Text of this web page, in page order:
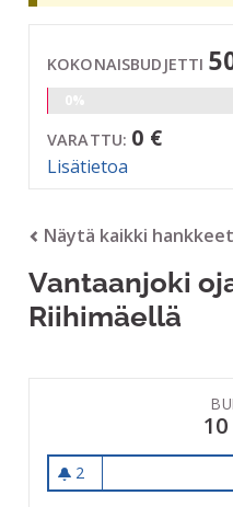
KOKONAISBUDJETTI
VARATTU: 0 €
Lisätietoa
Näytä kaikki hankkeet
Vantaanjoki
Riihimäellä
2
2 seuraajaa